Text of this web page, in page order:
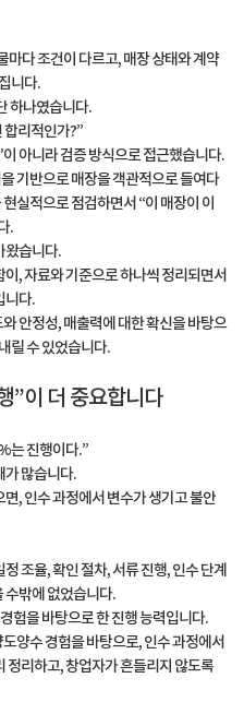
마다 조건이 다르고, 매장 상태와 계약
니다.
하나였습니다.
합리적인가?”
이 아니라 검증 방식으로 접근했습니다.
기반으로 매장을 객관적으로 들여다
실적으로 점검하면서 “이 매장이 이
.
왔습니다.
, 자료와 기준으로 하나씩 정리되면서
니다.
안정성, 매출력에 대한 확신을 바탕으
릴 수 있었습니다.
”이 더 중요합니다
는 진행이다.”
가 많습니다.
, 인수 과정에서 변수가 생기고 불안
조율, 확인 절차, 서류 진행, 인수 단계
수밖에 없었습니다.
험을 바탕으로 한 진행 능력입니다.
양수 경험을 바탕으로, 인수 과정에서
정리하고, 창업자가 흔들리지 않도록